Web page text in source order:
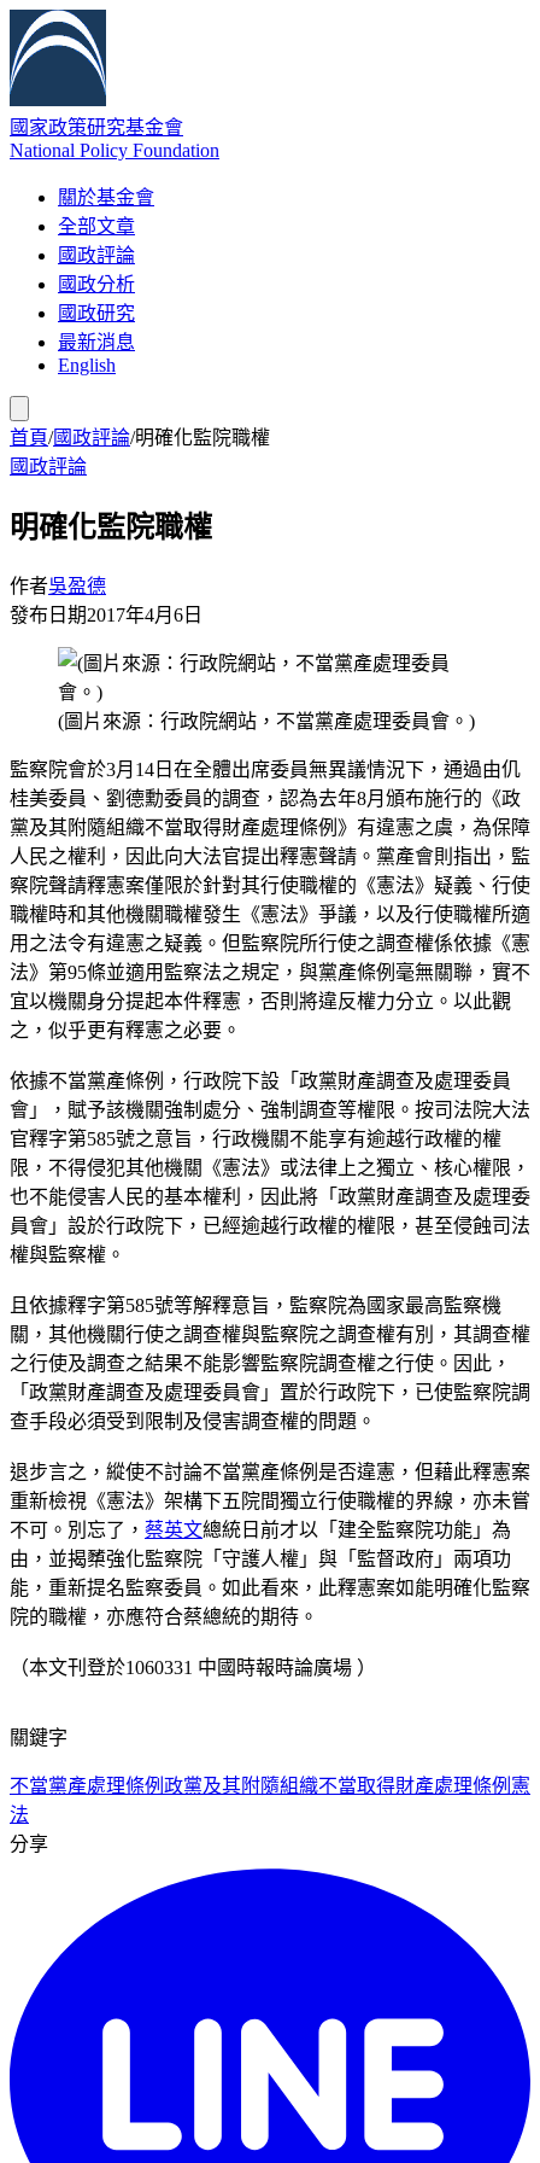
國家政策研究基金會
National Policy Foundation
關於基金會
全部文章
國政評論
國政分析
國政研究
最新消息
English
首頁/國政評論/明確化監院職權
國政評論
明確化監院職權
作者吳盈德
發布日期2017年4月6日
(圖片來源：行政院網站，不當黨產處理委員會。)
監察院會於3月14日在全體出席委員無異議情況下，通過由仉
桂美委員、劉德勳委員的調查，認為去年8月頒布施行的《政
黨及其附隨組織不當取得財產處理條例》有違憲之虞，為保障
人民之權利，因此向大法官提出釋憲聲請。黨產會則指出，監
察院聲請釋憲案僅限於針對其行使職權的《憲法》疑義、行使
職權時和其他機關職權發生《憲法》爭議，以及行使職權所適
用之法令有違憲之疑義。但監察院所行使之調查權係依據《憲
法》第95條並適用監察法之規定，與黨產條例毫無關聯，實不
宜以機關身分提起本件釋憲，否則將違反權力分立。以此觀
之，似乎更有釋憲之必要。
依據不當黨產條例，行政院下設「政黨財產調查及處理委員
會」，賦予該機關強制處分、強制調查等權限。按司法院大法
官釋字第585號之意旨，行政機關不能享有逾越行政權的權
限，不得侵犯其他機關《憲法》或法律上之獨立、核心權限，
也不能侵害人民的基本權利，因此將「政黨財產調查及處理委
員會」設於行政院下，已經逾越行政權的權限，甚至侵蝕司法
權與監察權。
且依據釋字第585號等解釋意旨，監察院為國家最高監察機
關，其他機關行使之調查權與監察院之調查權有別，其調查權
之行使及調查之結果不能影響監察院調查權之行使。因此，
「政黨財產調查及處理委員會」置於行政院下，已使監察院調
查手段必須受到限制及侵害調查權的問題。
退步言之，縱使不討論不當黨產條例是否違憲，但藉此釋憲案
重新檢視《憲法》架構下五院間獨立行使職權的界線，亦未嘗
不可。別忘了， 蔡英文總統日前才以「建全監察院功能」為
由，並揭櫫強化監察院「守護人權」與「監督政府」兩項功
能，重新提名監察委員。如此看來，此釋憲案如能明確化監察
院的職權，亦應符合蔡總統的期待。
（本文刊登於1060331 中國時報時論廣場 ）
關鍵字
不當黨產處理條例 政黨及其附隨組織不當取得財產處理條例 憲
法
分享